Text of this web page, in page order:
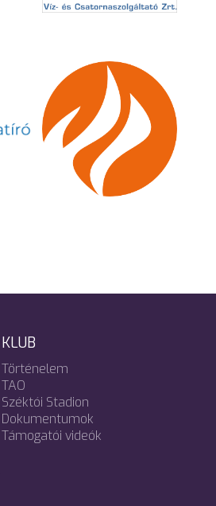
KLUB
Történelem
TAO
Széktói Stadion
Dokumentumok
Támogatói videók